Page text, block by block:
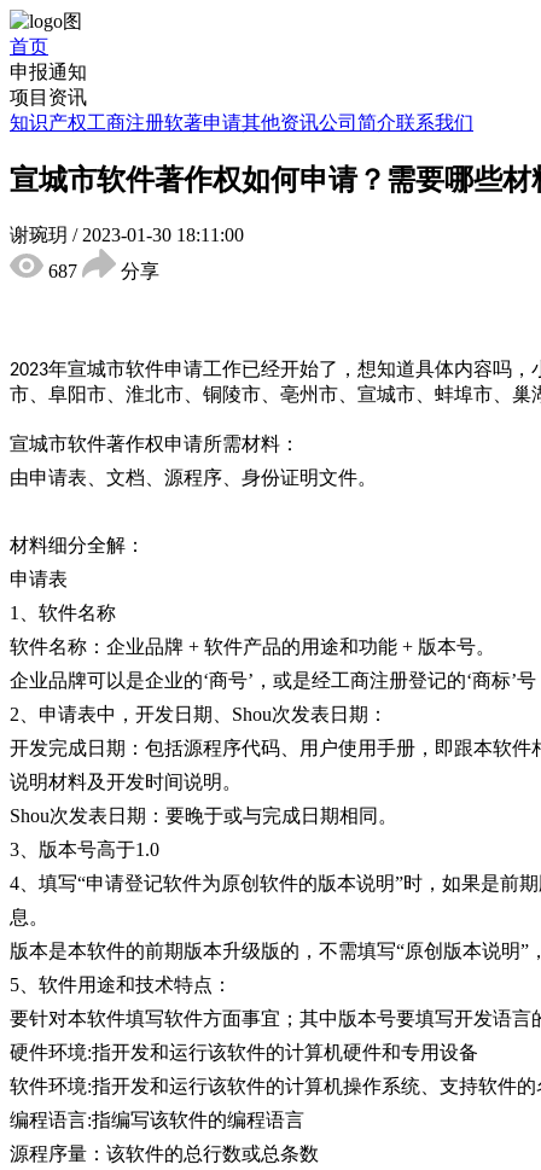
首页
申报通知
项目资讯
知识产权工商注册软著申请其他资讯公司简介联系我们
宣城市软件著作权如何申请？需要哪些材
谢琬玥 / 2023-01-30 18:11:00
687
分享
2023年宣城市软件申请工作已经开始了，想知道具体内容吗
市、阜阳市、淮北市、铜陵市、亳州市、宣城市、蚌埠市、
宣城市软件著作权申请所需材料：
由申请表、文档、源程序、身份证明文件。
材料细分全解：
申请表
1、软件名称
软件名称：企业品牌 + 软件产品的用途和功能 + 版本号。
企业品牌可以是企业的‘商号’，或是经工商注册登记的‘商标
2、申请表中，开发日期、Shou次发表日期：
开发完成日期：包括源程序代码、用户使用手册，即跟本软
说明材料及开发时间说明。
Shou次发表日期：要晚于或与完成日期相同。
3、版本号高于1.0
4、填写“申请登记软件为原创软件的版本说明”时，如果是前
息。
版本是本软件的前期版本升级版的，不需填写“原创版本说明”
5、软件用途和技术特点：
要针对本软件填写软件方面事宜；其中版本号要填写开发语
硬件环境:指开发和运行该软件的计算机硬件和专用设备
软件环境:指开发和运行该软件的计算机操作系统、支持软件
编程语言:指编写该软件的编程语言
源程序量：该软件的总行数或总条数